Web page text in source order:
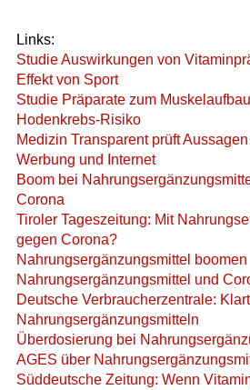
Links:
Studie Auswirkungen von
Effekt von Sport
Studie Präparate zum
Hodenkrebs-Risiko
Medizin Transparent prüft
Werbung und Internet
Boom bei
Corona
Tiroler Tageszeitung: Mit
gegen Corona?
Nahrungsergänzungsmittel boomen
Nahrungsergänzungsmittel und
Deutsche Verbraucherzentrale:
Nahrungsergänzungsmitteln
Überdosierung bei
AGES über
Süddeutsche Zeitung: Wenn